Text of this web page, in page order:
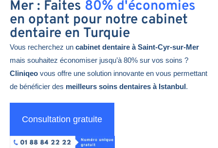
Mer : Faites 80% d'économies
en optant pour notre cabinet
dentaire en Turquie
Vous recherchez un cabinet dentaire à Saint-Cyr-sur-Mer
mais souhaitez économiser jusqu’à 80% sur vos soins ?
Cliniqeo vous offre une solution innovante en vous permettant
de bénéficier des meilleurs soins dentaires à Istanbul.
Consultation gratuite